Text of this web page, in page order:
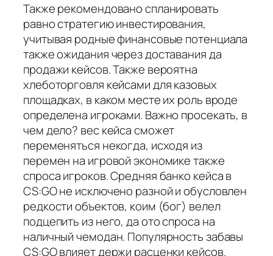
Также рекомендовано спланировать
равно стратегию инвестирования,
учитывая родные финансовые потенциала
также ожидания через доставания да
продажи кейсов. Также вероятна
хлеботорговля кейсами для казовых
площадках, в каком месте их роль вроде
определена игроками. Важно просекать, в
чем дело? вес кейса сможет
переменяться некогда, исходя из
перемен на игровой экономике также
спроса игроков. Средняя банко кейса в
CS:GO не исключено разной и обусловлен
редкости объектов, коим (бог) велел
подцепить из него, да ото спроса на
наличный чемодан. Популярность забавы
CS:GO влияет держи расценки кейсов.